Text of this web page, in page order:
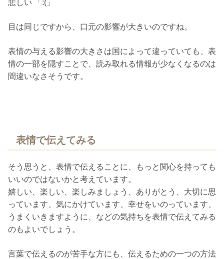
悲しい 「:(」
目は同じですから、口元の影響が大きいのですね。
表情の与える影響の大きさは国によって違っていても、表
情の一部を隠すことで、読み取れる情報が少なくなるのは
間違いなさそうです。
表情で伝えてみる
そう思うと、表情で伝えることに、もっと関心を持っても
いいのではないかと考えています。
嬉しい、楽しい、楽しみましょう、ありがとう、大切に思
っています、気にかけています、幸せをいのっています、
うまくいきますように、などの気持ちを表情で伝えてみる
のもよいでしょう。
言葉で伝えるのが苦手な方にも、伝えるための一つの方法